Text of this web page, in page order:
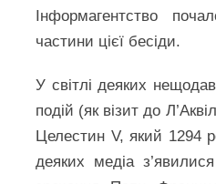
Інформагентство
частини цієї бесіди.
У світлі деяких
подій (як візит до
Целестин V, який 1294
деяких медіа